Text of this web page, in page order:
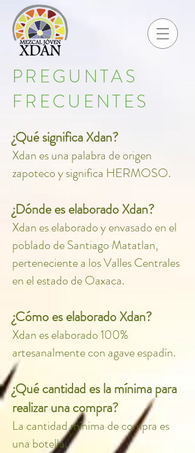
PREGUNTAS
FRECUENTES
¿Qué significa Xdan?
Xdan es una palabra de origen
zapoteco y significa HERMOSO.
¿Dónde es elaborado Xdan?
Xdan es elaborado y envasado en el
poblado de Santiago Matatlan,
perteneciente a los Valles Centrales
en el estado de Oaxaca.
¿Cómo es elaborado Xdan?
Xdan es elaborado 100%
artesanalmente con agave espadín.
¿Qué cantidad es la mínima para
realizar una compra?
La cantidad mínima de compra es
una botella.